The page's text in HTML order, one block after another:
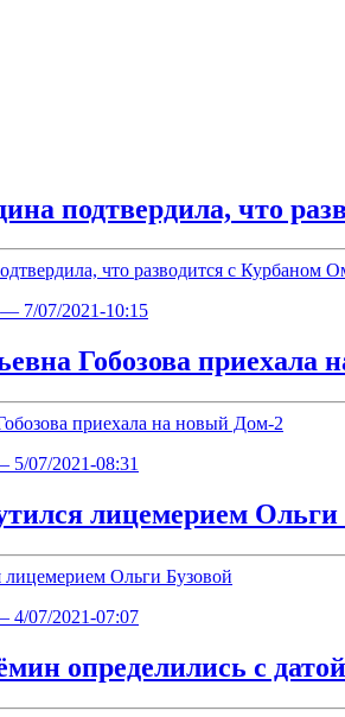
подтвердила, что
— 7/07/2021-10:15
Гобозова приехала
5/07/2021-08:31
лицемерием Ольги
4/07/2021-07:07
определились с